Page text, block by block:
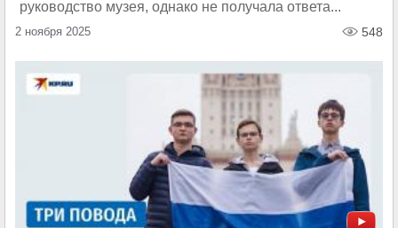
руководство музея, однако не получала ответа...
2 ноября 2025 548